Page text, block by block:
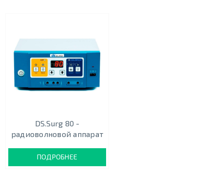
DS.Surg 80 -
радиоволновой аппарат
ПОДРОБНЕЕ